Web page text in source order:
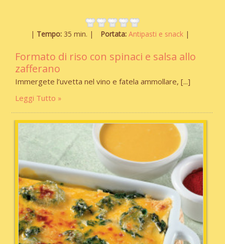
Tempo: 35 min. Portata: Antipasti e snack
Formato di riso con spinaci e salsa allo
zafferano
Immergete l’uvetta nel vino e fatela ammollare,
Leggi Tutto